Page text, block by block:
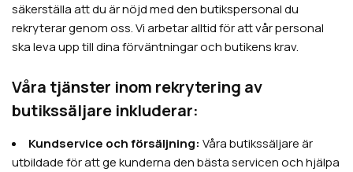
säkerställa att du är nöjd med den butikspersonal du
rekryterar genom oss. Vi arbetar alltid för att vår personal
ska leva upp till dina förväntningar och butikens krav.
Våra tjänster inom rekrytering av
butikssäljare inkluderar:
Kundservice och försäljning: Våra butikssäljare är
utbildade för att ge kunderna den bästa servicen och hjälpa